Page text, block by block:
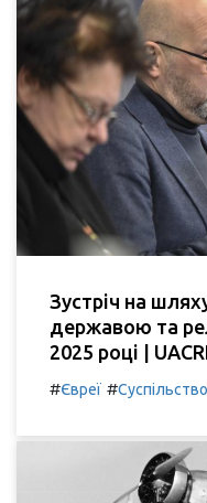
Зустріч на
державою та
2025 році |
#Євреї #Суспільство